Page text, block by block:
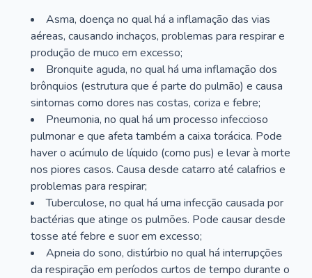
Asma, doença no qual há a inflamação das vias
aéreas, causando inchaços, problemas para respirar e
produção de muco em excesso;
Bronquite aguda, no qual há uma inflamação dos
brônquios (estrutura que é parte do pulmão) e causa
sintomas como dores nas costas, coriza e febre;
Pneumonia, no qual há um processo infeccioso
pulmonar e que afeta também a caixa torácica. Pode
haver o acúmulo de líquido (como pus) e levar à morte
nos piores casos. Causa desde catarro até calafrios e
problemas para respirar;
Tuberculose, no qual há uma infecção causada por
bactérias que atinge os pulmões. Pode causar desde
tosse até febre e suor em excesso;
Apneia do sono, distúrbio no qual há interrupções
da respiração em períodos curtos de tempo durante o